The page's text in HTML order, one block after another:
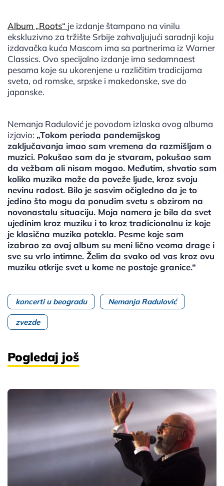
Album „Roots“ je izdanje štampano na vinilu
ekskluzivno za tržište Srbije zahvaljujući saradnji koju
izdavačka kuća Mascom ima sa partnerima iz Warner
Classics. Ovo specijalno izdanje ima sedamnaest
pesama koje su ukorenjene u različitim tradicijama
sveta, od romske, srpske i makedonske, sve do
japanske.
Nemanja Radulović je povodom izlaska ovog albuma
izjavio: „Tokom perioda pandemijskog
zaključavanja imao sam vremena da razmišljam o
muzici. Pokušao sam da je stvaram, pokušao sam
da vežbam ali nisam mogao. Međutim, shvatio sam
koliko muzika može da poveže ljude, kroz svoju
nevinu radost. Bilo je sasvim očigledno da je to
jedino što mogu da ponudim svetu s obzirom na
novonastalu situaciju. Moja namera je bila da svet
ujedinim kroz muziku i to kroz tradicionalnu iz koje
je klasična muzika potekla. Pesme koje sam
izabrao za ovaj album su meni lično veoma drage i
sve su vrlo intimne. Želim da svako od vas kroz ovu
muziku otkrije svet u kome ne postoje granice.“
koncerti u beogradu Nemanja Radulović
zvezde
Pogledaj još